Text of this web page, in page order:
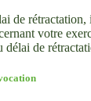
de
votre
délai de